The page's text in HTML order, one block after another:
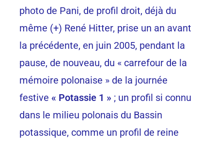
photo de Pani, de profil droit, déjà du
même (+) René Hitter, prise un an avant
la précédente, en juin 2005, pendant la
pause, de nouveau, du « carrefour de la
mémoire polonaise » de la journée
festive « Potassie 1 » ; un profil si connu
dans le milieu polonais du Bassin
potassique, comme un profil de reine